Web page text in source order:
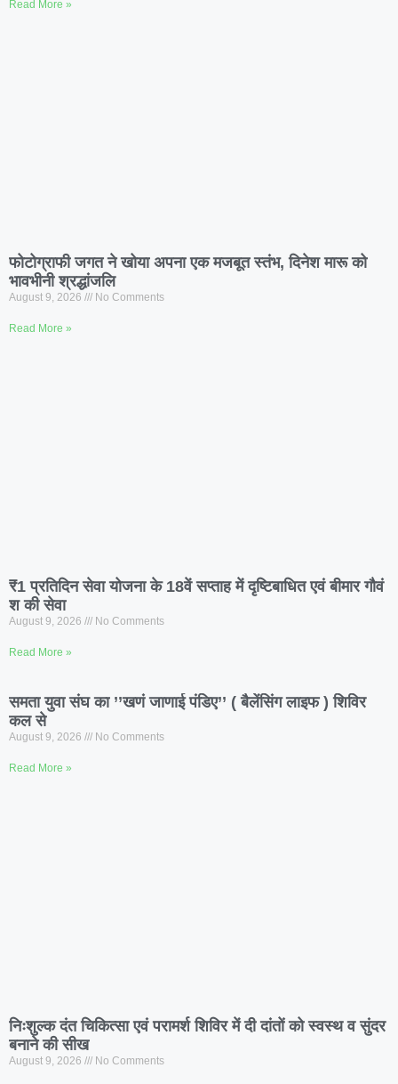
Read More »
फोटोग्राफी जगत ने खोया अपना एक मजबूत स्तंभ, दिनेश मारू को
भावभीनी श्रद्धांजलि
August 9, 2026 No Comments
Read More »
₹1 प्रतिदिन सेवा योजना के 18वें सप्ताह में दृष्टिबाधित एवं बीमार गौवं
श की सेवा
August 9, 2026 No Comments
Read More »
समता युवा संघ का ’’खणं जाणाई पंडिए’’ ( बैलेंसिंग लाइफ ) शिविर
कल से
August 9, 2026 No Comments
Read More »
निःशुल्क दंत चिकित्सा एवं परामर्श शिविर में दी दांतों को स्वस्थ व सुंदर
बनाने की सीख
August 9, 2026 No Comments